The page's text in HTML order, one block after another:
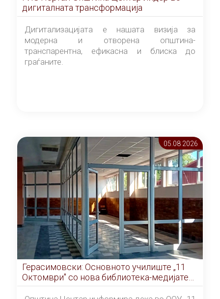
дигиталната трансформација
Дигитализацијата е нашата визија за
модерна и отворена општина-
транспарентна, ефикасна и блиска до
граѓаните.
05.08 2026
Герасимовски: Основното училиште „11
Октомври" со нова библиотека-медијатека
од септември